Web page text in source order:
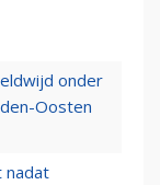
onder
Oosten
nadat